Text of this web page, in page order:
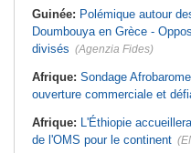
Guinée: Polémique autour
Doumbouya en Grèce -
divisés (Agenzia Fides)
Afrique: Sondage
ouverture commerciale et
Afrique: L'Éthiopie
de l'OMS pour le continent